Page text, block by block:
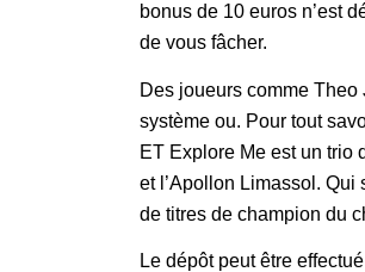
bonus de 10 euros n’est
de vous fâcher.
Des joueurs comme
système ou. Pour tout
ET Explore Me est un trio
et l’Apollon Limassol.
de titres de champion du
Le dépôt peut être